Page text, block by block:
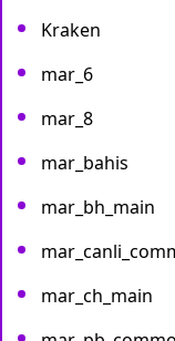
Kraken
mar_6
mar_8
mar_bahis
mar_bh_main
mar_ch_main